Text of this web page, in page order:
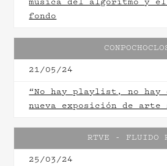
música del algoritmo y
fondo
21/05/24
“No hay playlist, no
nueva exposición de arte
RTVE - FLUIDO
25/03/24